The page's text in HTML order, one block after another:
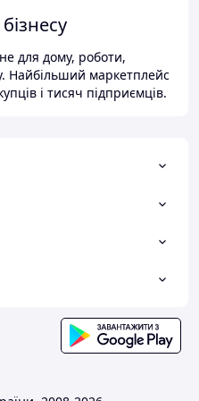
для дому, роботи,
Найбільший маркетплейс
і тисяч підприємців.